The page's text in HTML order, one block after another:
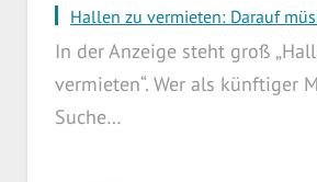
Hallen zu vermieten: Darauf
In der Anzeige steht groß
vermieten“. Wer als künftiger
Suche…